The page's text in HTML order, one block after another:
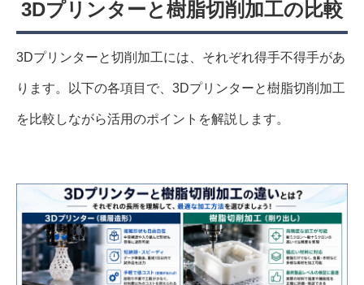
3Dプリンターと樹脂切削加工の比較
3Dプリンターと切削加工には、それぞれ得手不得手があ
ります。以下の各項目で、3Dプリンターと樹脂切削加工
を比較しながら活用のポイントを解説します。